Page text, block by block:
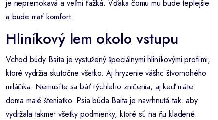
je nepremokavá a veľmi ťažká. Vďaka čomu mu bude teplejšie
a bude mať komfort.
Hliníkový lem okolo vstupu
Vchod búdy Baita je vystužený špeciálnymi hliníkovými profilmi,
ktoré vydržia skutočne všetko. Aj hryzenie vášho štvornohého
miláčika. Nemusíte sa báť rýchleho zničenia, aj keď máte
doma malé šteniatko. Psia búda Baita je navrhnutá tak, aby
vydržala takmer všetky podmienky, ktoré sú na ňu kladené.